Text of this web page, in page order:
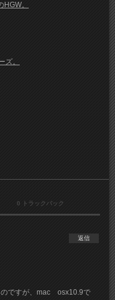
。
ズ。
0 トラックバック
ですが、mac osx10.9で
返信